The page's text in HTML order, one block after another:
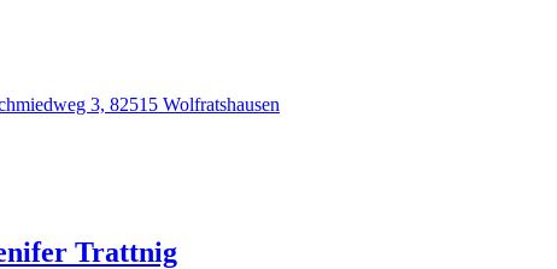
3, 82515 Wolfratshausen
Trattnig